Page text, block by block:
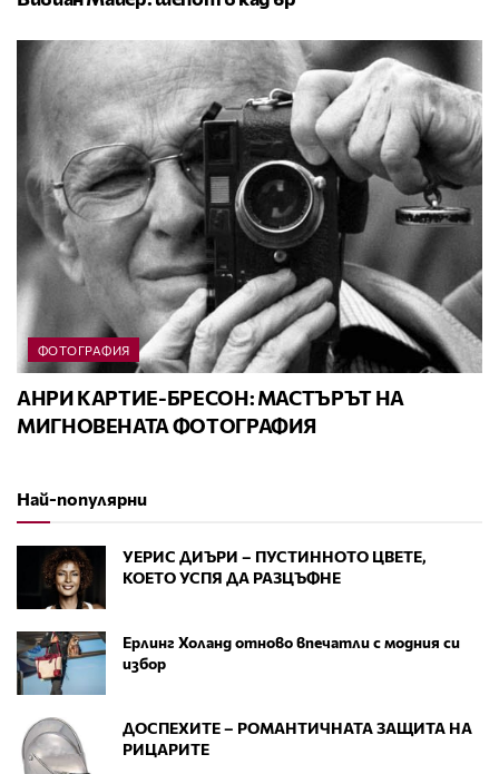
ФОТОГРАФИЯ
АНРИ КАРТИЕ-БРЕСОН: МАСТЪРЪТ НА
МИГНОВЕНАТА ФОТОГРАФИЯ
Най-популярни
УЕРИС ДИЪРИ – ПУСТИННОТО ЦВЕТЕ,
КОЕТО УСПЯ ДА РАЗЦЪФНЕ
Ерлинг Холанд отново впечатли с модния си
избор
ДОСПЕХИТЕ – РОМАНТИЧНАТА ЗАЩИТА НА
РИЦАРИТЕ